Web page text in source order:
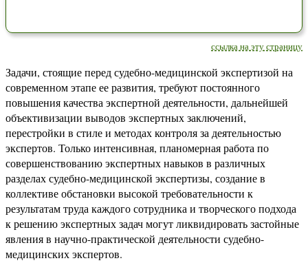
ссылка на эту страницу
Задачи, стоящие перед судебно-медицинской экспертизой на
современном этапе ее развития, требуют постоянного
повышения качества экспертной деятельности, дальнейшей
объективизации выводов экспертных заключений,
перестройки в стиле и методах контроля за деятельностью
экспертов. Только интенсивная, планомерная работа по
совершенствованию экспертных навыков в различных
разделах судебно-медицинской экспертизы, создание в
коллективе обстановки высокой требовательности к
результатам труда каждого сотрудника и творческого подхода
к решению экспертных задач могут ликвидировать застойные
явления в научно-практической деятельности судебно-
медицинских экспертов.